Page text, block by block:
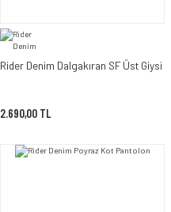
Rider Denim Dalgakıran SF Üst Giysi
2.690,00 TL